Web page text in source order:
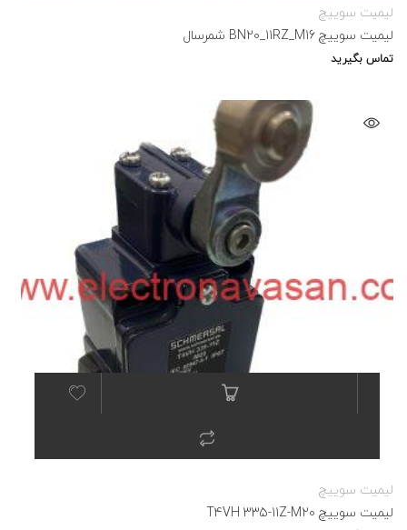
لیمیت سوییچ
لیمیت سوییچ BN20_11RZ_M16 شمرسال
تماس بگیرید
لیمیت سوییچ
لیمیت سوییچ T4VH 335-11Z-M20